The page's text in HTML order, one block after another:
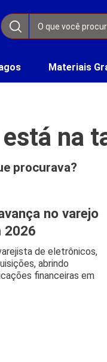
Materiais
na
procurava?
no varejo
2026
de eletrônicos,
abrindo
financeiras em